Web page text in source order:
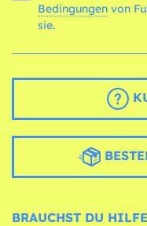
Bedingungen
sie.
BRAUCHST DU